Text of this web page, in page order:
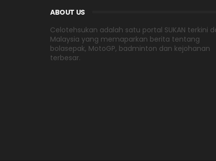
ABOUT US
Celotehsukan adalah satu portal SUKAN terkini
Malaysia yang memaparkan berita tentang
bolasepak, MotoGP, badminton dan kejohanan
terbesar.